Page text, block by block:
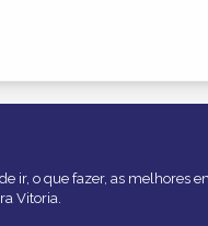
ir, o que fazer, as melhores
Vitoria.